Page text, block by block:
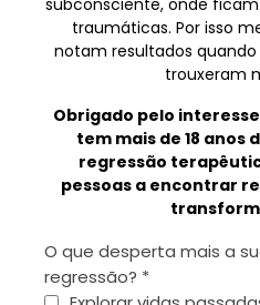
subconsciente, onde
traumáticas. Por isso
notam resultados
trouxeram
Obrigado pelo
tem mais de 18 anos
regressão
pessoas a encontrar
O que desperta mais a
regressão? *